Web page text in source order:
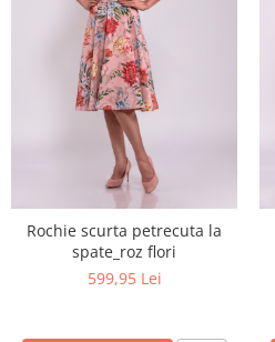
Rochie scurta petrecuta la
spate_roz flori
599,95 Lei